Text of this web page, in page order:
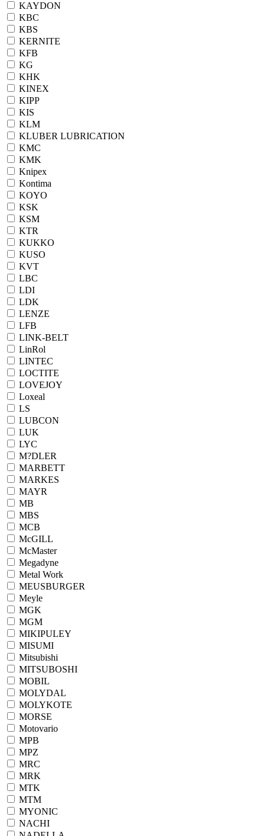
KAYDON
KBC
KBS
KERNITE
KFB
KG
KHK
KINEX
KIPP
KIS
KLM
KLUBER LUBRICATION
KMC
KMK
Knipex
Kontima
KOYO
KSK
KSM
KTR
KUKKO
KUSO
KVT
LBC
LDI
LDK
LENZE
LFB
LINK-BELT
LinRol
LINTEC
LOCTITE
LOVEJOY
Loxeal
LS
LUBCON
LUK
LYC
M?DLER
MARBETT
MARKES
MAYR
MB
MBS
MCB
McGILL
McMaster
Megadyne
Metal Work
MEUSBURGER
Meyle
MGK
MGM
MIKIPULEY
MISUMI
Mitsubishi
MITSUBOSHI
MOBIL
MOLYDAL
MOLYKOTE
MORSE
Motovario
MPB
MPZ
MRC
MRK
MTK
MTM
MYONIC
NACHI